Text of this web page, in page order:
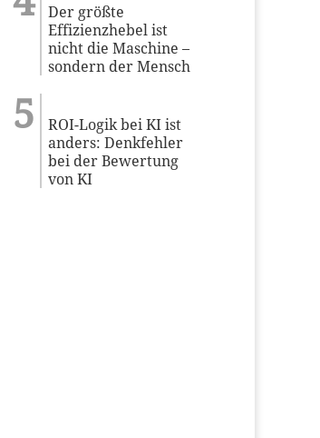
Der größte
Effizienzhebel ist
nicht die Maschine –
sondern der Mensch
ROI-Logik bei KI ist
anders: Denkfehler
bei der Bewertung
von KI